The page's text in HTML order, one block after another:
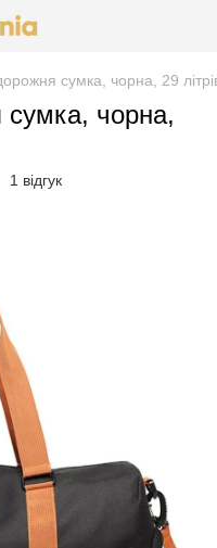
сумка, чорна, 29
чорна,
1 відгук